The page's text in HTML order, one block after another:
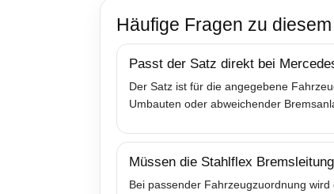
Häufige Fragen zu
Passt der Satz direkt bei
Der Satz ist für die angegebene
Umbauten oder abweichender
Müssen die Stahlflex
Bei passender Fahrzeugzuordnung